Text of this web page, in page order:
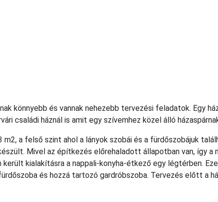
könnyebb és vannak nehezebb tervezési feladatok. Egy
családi háznál is amit egy szívemhez közel álló
a felső szint ahol a lányok szobái és a fürdőszobájuk
Mivel az építkezés előrehaladott állapotban van, így a
kialakításra a nappali-konyha-étkező egy légtérben.
és hozzá tartozó gardróbszoba. Tervezés előtt a